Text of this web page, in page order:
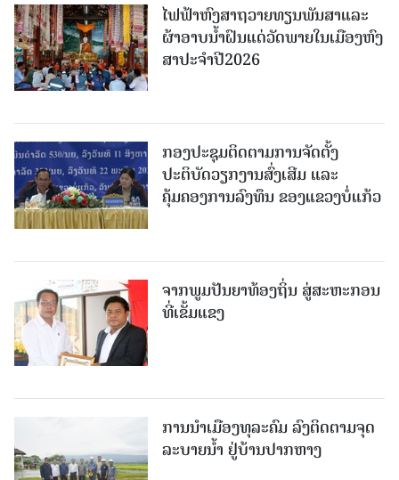
ໄຟຟ້າຫົງສາຖວາຍທຽນພັນສາແລະ
ຜ້າອາບນໍ້າຝົນແດ່ວັດພາຍໃນເມືອງຫົງ
ສາປະຈໍາປີ2026
ກອງປະຊຸມຕິດຕາມການຈັດຕັ້ງ
ປະຕິບັດວຽກງານສົ່ງເສີມ ແລະ
ຄຸ້ມຄອງການລົງທຶນ ຂອງແຂວງບໍ່ແກ້ວ
ຈາກພູມປັນຍາທ້ອງຖິ່ນ ສູ່ສະຫະກອນ
ທີ່ເຂັ້ມແຂງ
ການນໍາເມືອງທຸລະຄົມ ລົງຕິດຕາມຈຸດ
ລະບາຍນໍ້າ ຢູ່ບ້ານປາກຫາງ